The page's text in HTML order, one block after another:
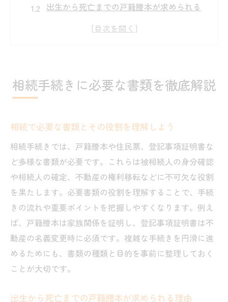
出生から死亡までの戸籍謄本が求められる
法
は
千葉市で相続を進める際の注意点とは
千葉市で相続手続きを行う際の地域特有の
注意事項
相続時に気を付けたい期限と書類の提出先
千葉家庭裁判所での窓口利用時のポイント
登記申請時に押さえるべき千葉地方法務局
の特徴
相続手続きに必要な書類を徹底解説
相続で必要な書類とその役割を理解しよう
相続手続きでは、戸籍謄本や住民票、登記事項証明書な
ど多様な書類が必要です。これらは被相続人の身分確認
や相続人の確定、不動産の権利移転などに不可欠な役割
を果たします。必要書類の役割を理解することで、手続
きの流れや重要ポイントを把握しやすくなります。例え
ば、戸籍謄本は家族関係を証明し、登記事項証明書は不
動産の名義変更時に必須です。複雑な手続きを円滑に進
めるためにも、書類の種類と目的を事前に整理しておく
ことが大切です。
出生から死亡までの戸籍謄本が求められる理由